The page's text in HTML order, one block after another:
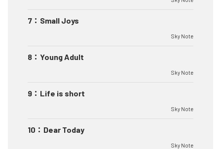
7 ： Small Joys
Sky Note
8 ： Young Adult
Sky Note
9 ： Life is short
Sky Note
10 ： Dear Today
Sky Note